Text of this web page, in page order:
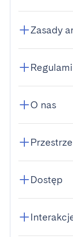
Zasady
O nas
Dostęp